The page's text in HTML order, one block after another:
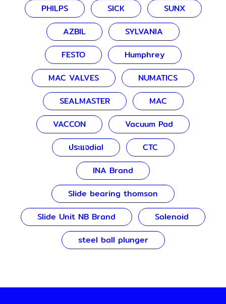
PHILPS
SICK
SUNX
AZBIL
SYLVANIA
FESTO
Humphrey
MAC VALVES
NUMATICS
SEALMASTER
MAC
VACCON
Vacuum Pad
ประแจdial
CTC
INA Brand
Slide bearing thomson
Slide Unit NB Brand
Solenoid
steel ball plunger